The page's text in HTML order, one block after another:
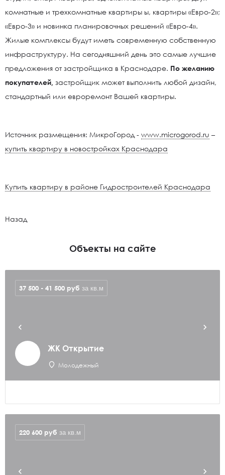
комнатные и трехкомнатные квартиры ы, квартиры «Евро-2»;
«Евро-3» и новинка планировочных решений «Евро-4».
Жилые комплексы будут иметь современную собственную
инфраструктуру. На сегодняшний день это самые лучшие
предложения от застройщика в Краснодаре. По желанию
покупателей, застройщик может выполнить любой дизайн,
стандартный или евроремонт Вашей квартиры.
Источник размещения: МикроГород - www.microgorod.ru –
купить квартиру в новостройках Краснодара
Купить квартиру в районе Гидростроителей Краснодара
Назад
Объекты на сайте
ЖК Открытие
Молодежный
37 500 - 41 500 руб за кв.м
220 600 руб за кв.м